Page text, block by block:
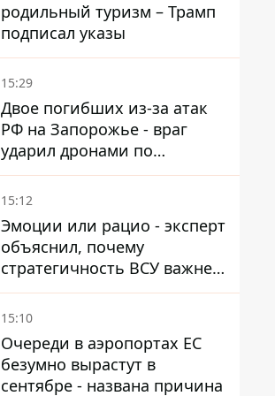
родильный туризм – Трамп
подписал указы
15:29
Двое погибших из-за атак
РФ на Запорожье - враг
ударил дронами по
автомобилю и поселку
15:12
Эмоции или рацио - эксперт
объяснил, почему
стратегичность ВСУ важнее
эмоциональных атак РФ
15:10
Очереди в аэропортах ЕС
безумно вырастут в
сентябре - названа причина